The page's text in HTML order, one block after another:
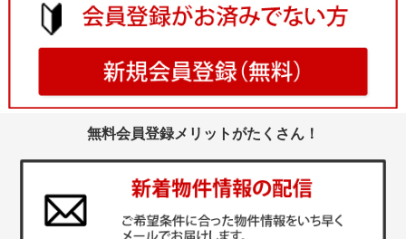
無料会員登録メリットがたくさん！